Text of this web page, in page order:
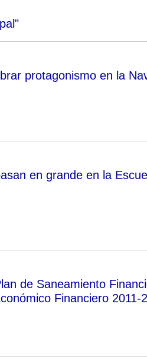
protagonismo en la
en grande en la
de Saneamiento
Financiero 2011-